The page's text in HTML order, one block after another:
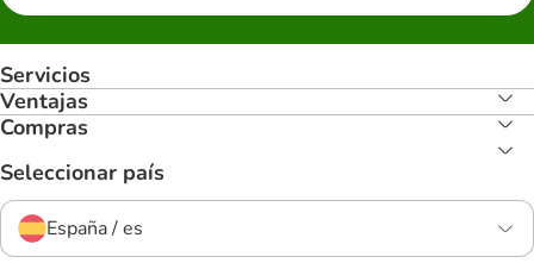
Servicios
Ventajas
Compras
Seleccionar país
España / es